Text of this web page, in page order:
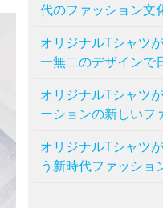
代のファッション文
オリジナルTシャツ
一無二のデザインで
オリジナルTシャツ
ーションの新しいフ
オリジナルTシャツ
う新時代ファッショ